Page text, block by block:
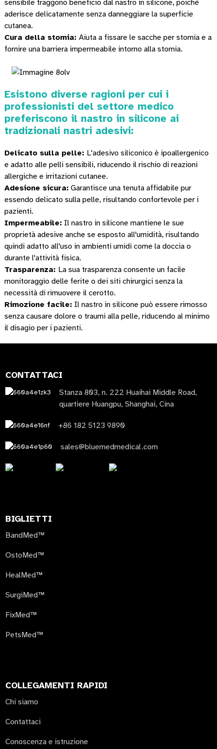
sensibile traggono beneficio dal nastro in silicone, poiché
aderisce delicatamente senza danneggiare la superficie
cutanea.
Cura della stomia: Aiuta a fissare le sacche per stomia e a
fornire una barriera impermeabile intorno alla stomia.
Esistono diverse ragioni per cui i
professionisti del settore medico
preferiscono il nastro in silicone ai
tradizionali nastri adesivi:
Delicato sulla pelle: L'adesivo siliconico è ipoallergenico
e adatto alle pelli sensibili, riducendo il rischio di reazioni
allergiche e irritazioni cutanee.
Adesione sicura: Garantisce una tenuta affidabile pur
essendo delicato sulla pelle, risultando confortevole per i
pazienti.
Impermeabile: Il nastro in silicone mantiene le sue
proprietà adesive anche se esposto all'umidità, risultando
quindi adatto all'uso in ambienti umidi come la doccia o
durante l'attività fisica.
Trasparenza: La sua trasparenza consente un facile
monitoraggio delle ferite o dei siti chirurgici senza la
necessità di rimuovere il cerotto.
Rimozione facile: Il nastro in silicone può essere rimosso
senza causare dolore o traumi alla pelle, riducendo al minimo
il disagio per i pazienti.
CONTATTACI
Stanza 803, n. 222 Huaihai Middle Road,
quartiere Huangpu, Shanghai, Cina
+86 182 5123 9890
sales@bluemedmedical.com
BIGLIETTI
BandMed™
OstoMed™
HealMed™
SurgiMed™
FixMed™
PetsMed™
COLLEGAMENTI RAPIDI
Chi siamo
Contattaci
Conoscenza e istruzione